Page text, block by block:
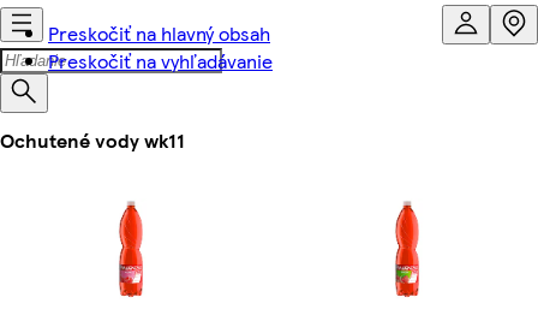
Preskočiť na hlavný obsah
Preskočiť na vyhľadávanie
Ochutené vody wk11